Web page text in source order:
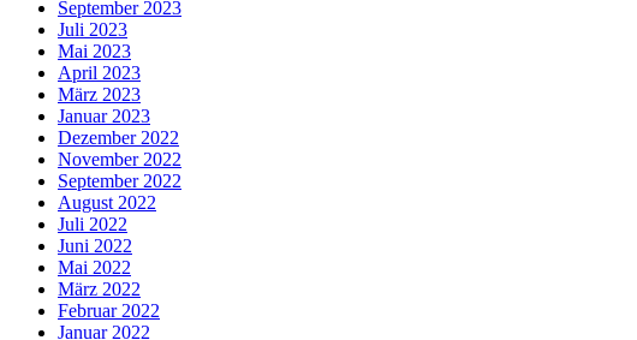
September 2023
Juli 2023
Mai 2023
April 2023
März 2023
Januar 2023
Dezember 2022
November 2022
September 2022
August 2022
Juli 2022
Juni 2022
Mai 2022
März 2022
Februar 2022
Januar 2022